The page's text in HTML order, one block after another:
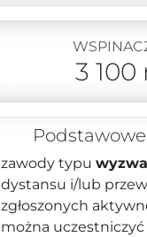
3 100
zawody typu
dystansu i/lub
zgłoszonych
można